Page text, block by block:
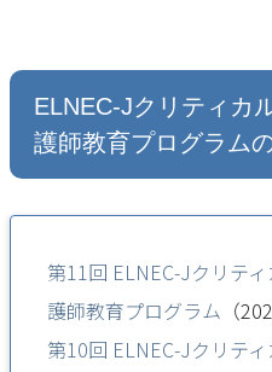
ELNEC-Jクリティカ
護師教育プログラム
第11回 ELNEC-Jクリテ
護師教育プログラム （
第10回 ELNEC-Jクリテ